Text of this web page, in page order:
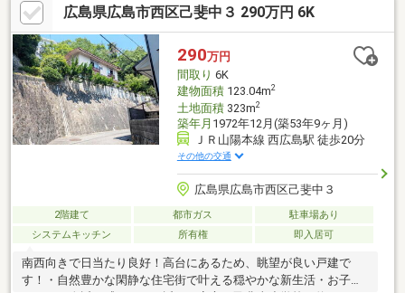
◆病院・飲食店・学校など日々の暮らしに欠かせない生活施設も
周辺にそろっております。―周辺環境―◇スパーク 徒歩6分◆ウ
ォンツ 徒歩6分◇コンビニ 徒歩30秒◆高須駅 徒歩4分◇高須
小学校 徒歩12分
広島県広島市西区己斐中３ 290万円 6K
290万円
間取り 6K
建物面積123.04m2
土地面積323m2
築年月 1972年12月(築53年9ヶ月)
ＪＲ山陽本線 西広島駅 徒歩20分
その他の交通
広島県広島市西区己斐中３
2階建て 都市ガス
駐車場あり
システムキッチン
所有権 即入居可
南西向きで日当たり良好！高台にあるため、眺望が良い戸建で
す！・自然豊かな閑静な住宅街で叶える穏やかな新生活・お子様